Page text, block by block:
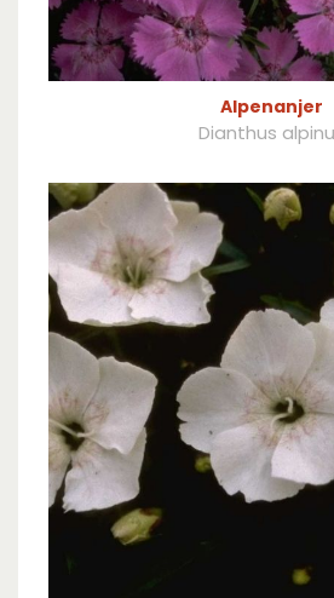
Alpenanjer
Dianthus